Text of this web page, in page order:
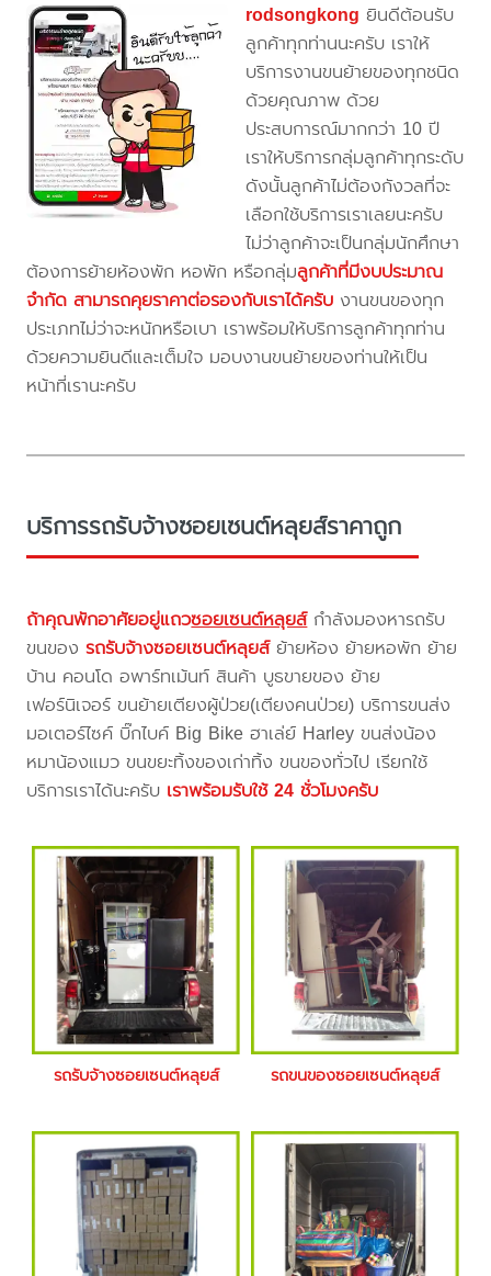
rodsongkong ยินดีต้อนรับ
ลูกค้าทุกท่านนะครับ เราให้
บริการงานขนย้ายของทุกชนิด
ด้วยคุณภาพ ด้วย
ประสบการณ์มากกว่า 10 ปี
เราให้บริการกลุ่มลูกค้าทุกระดับ
ดังนั้นลูกค้าไม่ต้องกังวลที่จะ
เลือกใช้บริการเราเลยนะครับ
ไม่ว่าลูกค้าจะเป็นกลุ่มนักศึกษา
ต้องการย้ายห้องพัก หอพัก หรือกลุ่มลูกค้าที่มีงบประมาณ
จำกัด สามารถคุยราคาต่อรองกับเราได้ครับ งานขนของทุก
ประเภทไม่ว่าจะหนักหรือเบา เราพร้อมให้บริการลูกค้าทุกท่าน
ด้วยความยินดีและเต็มใจ มอบงานขนย้ายของท่านให้เป็น
หน้าที่เรานะครับ
บริการรถรับจ้างซอยเซนต์หลุยส์ราคาถูก
ถ้าคุณพักอาศัยอยู่แถวซอยเซนต์หลุยส์กำลังมองหารถรับ
ขนของรถรับจ้างซอยเซนต์หลุยส์ย้ายห้อง ย้ายหอพัก ย้าย
บ้าน คอนโด อพาร์ทเม้นท์ สินค้า บูธขายของ ย้าย
เฟอร์นิเจอร์ ขนย้ายเตียงผู้ป่วย(เตียงคนป่วย) บริการขนส่ง
มอเตอร์ไซค์ บิ๊กไบค์ Big Bike ฮาเล่ย์ Harley ขนส่งน้อง
หมาน้องแมว ขนขยะทิ้งของเก่าทิ้ง ขนของทั่วไป เรียกใช้
บริการเราได้นะครับ เราพร้อมรับใช้ 24 ชั่วโมงครับ
รถรับจ้างซอยเซนต์หลุยส์ รถขนของซอยเซนต์หลุยส์